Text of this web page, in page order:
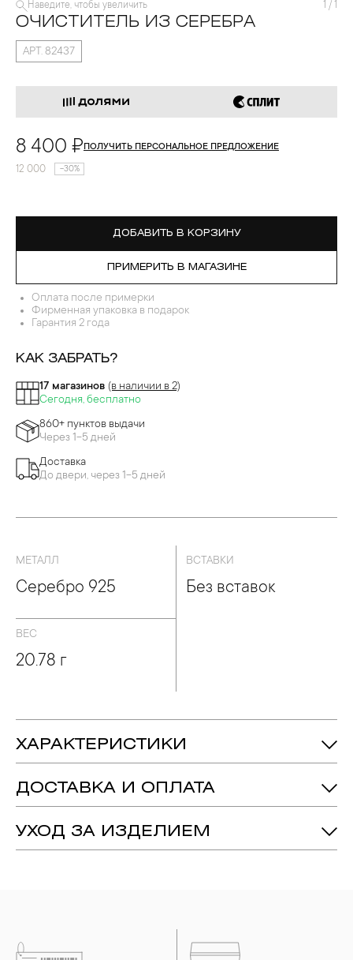
Наведите, чтобы увеличить 1 / 1
ОЧИСТИТЕЛЬ ИЗ СЕРЕБРА
АРТ. 82437
8 400 ₽ПОЛУЧИТЬ ПЕРСОНАЛЬНОЕ ПРЕДЛОЖЕНИЕ
12 000 -30%
ДОБАВИТЬ В КОРЗИНУ
ПРИМЕРИТЬ В МАГАЗИНЕ
Оплата после примерки
Фирменная упаковка в подарок
Гарантия 2 года
КАК ЗАБРАТЬ?
17 магазинов (в наличии в 2)
Сегодня, бесплатно
860+ пунктов выдачи
Через 1-5 дней
Доставка
До двери, через 1-5 дней
МЕТАЛЛ
Серебро 925
ВСТАВКИ
Без вставок
ВЕС
20.78 г
ХАРАКТЕРИСТИКИ
Диаметр: 150 мм
Металл: Серебро 925
ДОСТАВКА И ОПЛАТА
УХОД ЗА ИЗДЕЛИЕМ
активный кислород и при нанесении косметических
средств. Современные косметические средства содержат в
своем составе серу. Она окисляет серебро и вызывает